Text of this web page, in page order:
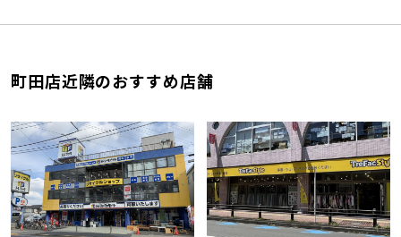
町田店近隣のおすすめ店舗